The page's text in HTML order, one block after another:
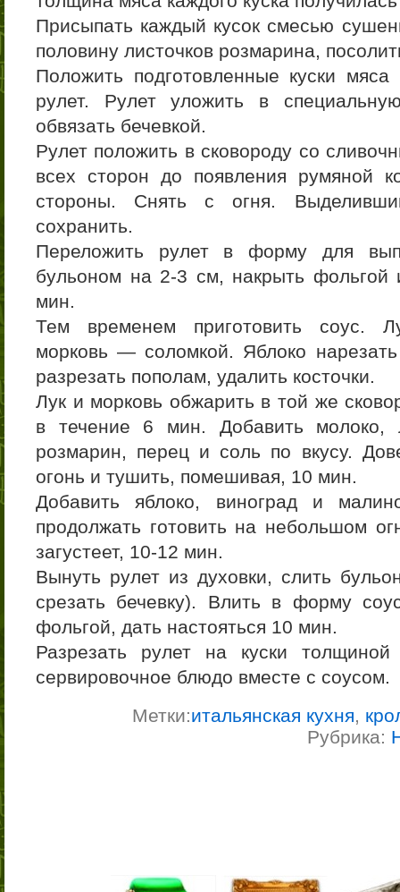
Присыпать каждый кусок смесью
половину листочков розмарина,
Положить подготовленные куски
рулет. Рулет уложить в
обвязать бечевкой.
Рулет положить в сковороду со
всех сторон до появления румяной
стороны. Снять с огня.
сохранить.
Переложить рулет в форму для
бульоном на 2-3 см, накрыть фольгой
мин.
Тем временем приготовить соус.
морковь — соломкой. Яблоко
разрезать пополам, удалить косточки.
Лук и морковь обжарить в той же
в течение 6 мин. Добавить молоко,
розмарин, перец и соль по вкусу.
огонь и тушить, помешивая, 10 мин.
Добавить яблоко, виноград и
продолжать готовить на небольшом
загустеет, 10-12 мин.
Вынуть рулет из духовки, слить
срезать бечевку). Влить в форму
фольгой, дать настояться 10 мин.
Разрезать рулет на куски
сервировочное блюдо вместе с соусом.
Метки:итальянская кухня,
Рубрика: